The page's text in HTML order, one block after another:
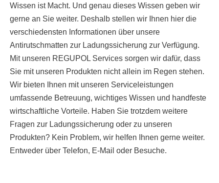
Wissen ist Macht. Und genau dieses Wissen geben wir
gerne an Sie weiter. Deshalb stellen wir Ihnen hier die
verschie­densten Informationen über unsere
Antirutschmatten zur Ladungssicherung zur Verfügung.
Mit unseren REGUPOL Services sorgen wir dafür, dass
Sie mit unseren Produkten nicht allein im Regen stehen.
Wir bieten Ihnen mit unseren Serviceleistungen
umfassende Betreuung, wichtiges Wissen und handfeste
wirtschaftliche Vorteile. Haben Sie trotzdem weitere
Fragen zur Ladungssicherung oder zu unseren
Produkten? Kein Problem, wir helfen Ihnen gerne weiter.
Entweder über Telefon, E-Mail oder Besuche.